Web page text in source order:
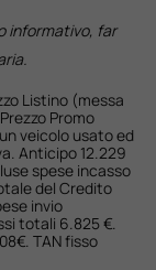
informativo, far
Listino (messa
Promo
veicolo usato ed
Anticipo 12.229
spese incasso
del Credito
invio
totali 6.825 €.
TAN fisso